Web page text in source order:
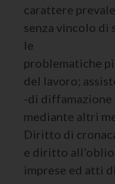
carattere
senza vincolo di
le
problematiche
del lavoro;
-di diffamazione
mediante altri
Diritto di
e diritto
imprese ed atti